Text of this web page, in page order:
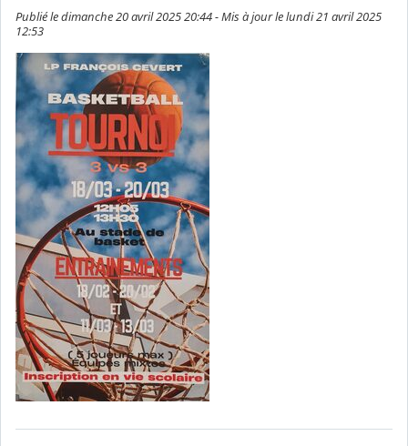
Publié le dimanche 20 avril 2025 20:44 - Mis à jour le lundi 21 avril 2025
12:53